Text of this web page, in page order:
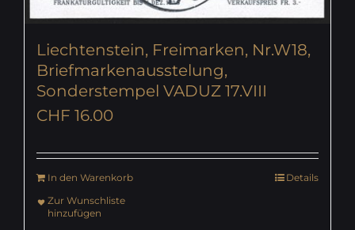
Liechtenstein, Freimarken, Nr.W18,
Briefmarkenausstelung,
Sonderstempel VADUZ 17.VIII
CHF 16.00
In den Warenkorb
Details
Zur Wunschliste
hinzufügen